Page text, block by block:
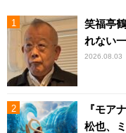
笑福亭
れない
2026.08.03
『モア
松也、